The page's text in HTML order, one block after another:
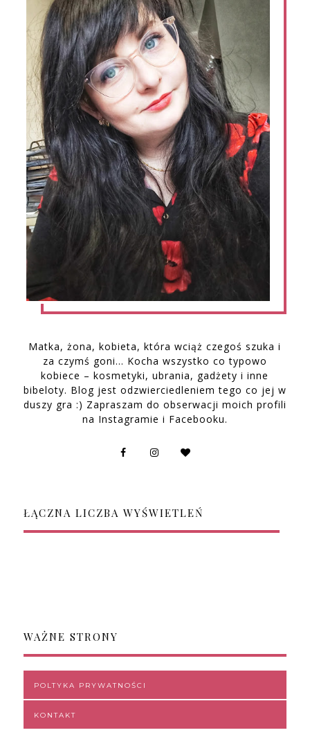
Matka, żona, kobieta, która wciąż czegoś szuka i
za czymś goni… Kocha wszystko co typowo
kobiece – kosmetyki, ubrania, gadżety i inne
bibeloty. Blog jest odzwierciedleniem tego co jej w
duszy gra :) Zapraszam do obserwacji moich profili
na Instagramie i Facebooku.
ŁĄCZNA LICZBA WYŚWIETLEŃ
WAŻNE STRONY
POLTYKA PRYWATNOŚCI
KONTAKT